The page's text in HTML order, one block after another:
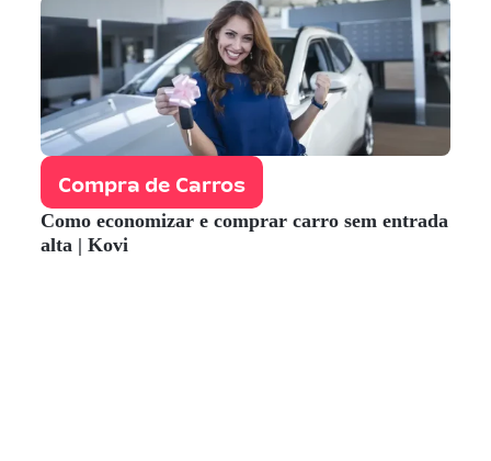
Compra de Carros
Como economizar e comprar carro sem entrada
alta | Kovi